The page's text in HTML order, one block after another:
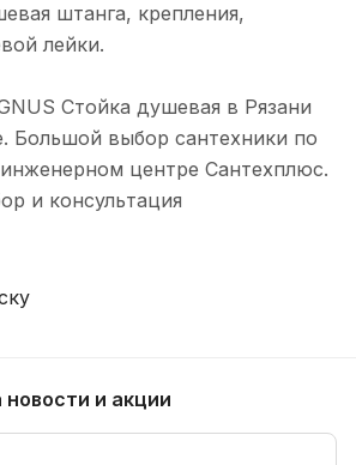
штанга, крепления,
лейки.
Стойка душевая в Рязани
Большой выбор сантехники по
центре Сантехплюс.
и консультация
новости и акции